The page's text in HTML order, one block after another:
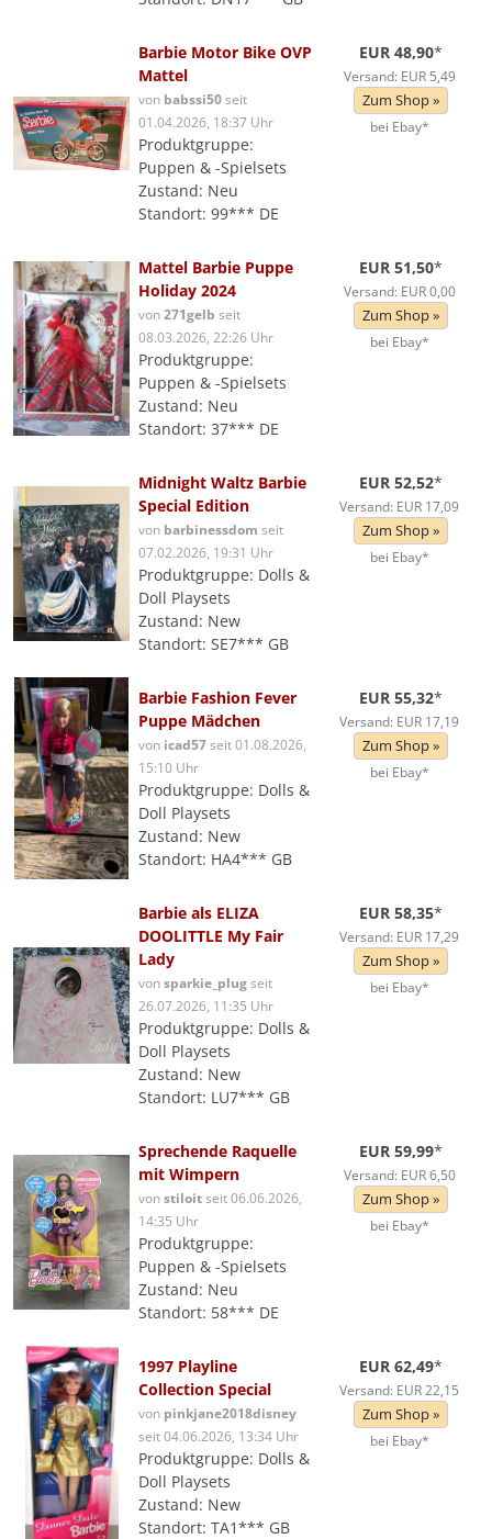
Barbie Motor Bike OVP
Mattel
von babssi50seit
01.04.2026, 18:37 Uhr
Produktgruppe:
Puppen & -Spielsets
Zustand: Neu
Standort: 99*** DE
EUR 48,90*
Versand: EUR 5,49
Zum Shop »
bei Ebay*
Mattel Barbie Puppe
Holiday 2024
von271gelb seit
08.03.2026, 22:26 Uhr
Produktgruppe:
Puppen & -Spielsets
Zustand: Neu
Standort: 37*** DE
EUR 51,50*
Versand: EUR 0,00
Zum Shop »
bei Ebay*
Midnight Waltz Barbie
Special Edition
von barbinessdom seit
07.02.2026, 19:31 Uhr
Produktgruppe: Dolls &
Doll Playsets
Zustand: New
Standort: SE7*** GB
EUR 52,52*
Versand: EUR 17,09
Zum Shop »
bei Ebay*
Barbie Fashion Fever
Puppe Mädchen
von icad57seit 01.08.2026,
15:10 Uhr
Produktgruppe: Dolls &
Doll Playsets
Zustand: New
Standort: HA4*** GB
EUR 55,32*
Versand: EUR 17,19
Zum Shop »
bei Ebay*
Barbie als ELIZA
DOOLITTLE My Fair
Lady
vonsparkie_plugseit
26.07.2026, 11:35 Uhr
Produktgruppe: Dolls &
Doll Playsets
Zustand: New
Standort: LU7*** GB
EUR 58,35*
Versand: EUR 17,29
Zum Shop »
bei Ebay*
Sprechende Raquelle
mit Wimpern
vonstiloitseit 06.06.2026,
14:35 Uhr
Produktgruppe:
Puppen & -Spielsets
Zustand: Neu
Standort: 58*** DE
EUR 59,99*
Versand: EUR 6,50
Zum Shop »
bei Ebay*
1997 Playline
Collection Special
von pinkjane2018disney
seit 04.06.2026, 13:34 Uhr
Produktgruppe: Dolls &
Doll Playsets
Zustand: New
Standort: TA1*** GB
EUR 62,49*
Versand: EUR 22,15
Zum Shop »
bei Ebay*